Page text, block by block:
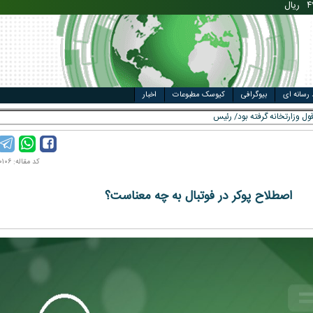
خودرو
رسانه ای بیوگرافی کیوسک مطبوعات اخبار
وزارتخانه گرفته بود/ رئیس‌جمهور یک بدهی _
کد مقاله: ۱۴۰۱۱۱۰۱۰۶
اصطلاح پوکر در فوتبال به چه معناست؟